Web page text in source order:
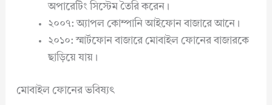
অপারেটিং সিস্টেম তৈরি করেন।
২০০৭: অ্যাপল কোম্পানি আইফোন বাজারে আনে।
২০১০: স্মার্টফোন বাজারে মোবাইল ফোনের বাজারকে
ছাড়িয়ে যায়।
মোবাইল ফোনের ভবিষ্যৎ